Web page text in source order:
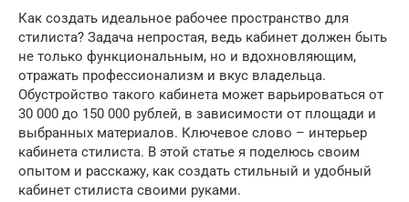
Как создать идеальное рабочее пространство для
стилиста? Задача непростая, ведь кабинет должен быть
не только функциональным, но и вдохновляющим,
отражать профессионализм и вкус владельца.
Обустройство такого кабинета может варьироваться от
30 000 до 150 000 рублей, в зависимости от площади и
выбранных материалов. Ключевое слово – интерьер
кабинета стилиста. В этой статье я поделюсь своим
опытом и расскажу, как создать стильный и удобный
кабинет стилиста своими руками.